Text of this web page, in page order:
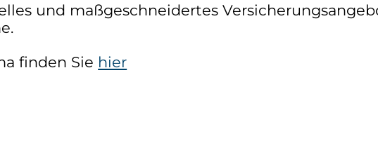
und maßgeschneidertes
finden Sie hier